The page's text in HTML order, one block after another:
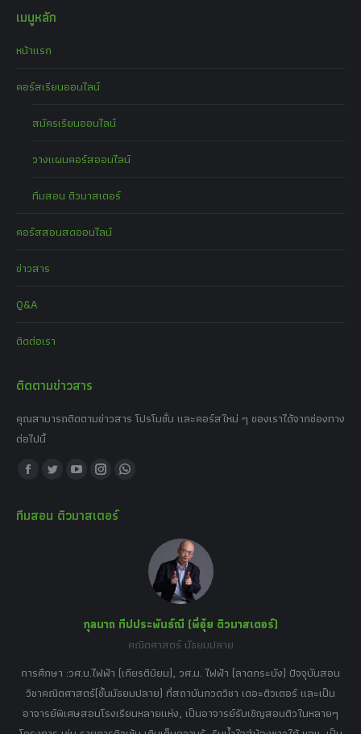
เมนูหลัก
หน้าแรก
คอร์สเรียนออนไลน์
สมัครเรียนออนไลน์
วางแผนคอร์สออนไลน์
ทีมสอน ติวมาสเตอร์
คอร์สสอนสดออนไลน์
ข่าวสาร
Q&A
ติดต่อเรา
ติดตามข่าวสาร
คุณสามารถติดตามข่าวสาร โปรโมชั่น และคอร์สใหม่ ๆ ของเราได้จากช่องทาง
ต่อไปนี้
Find us on:
Facebook
opens
Twitter
opens
YouTube
opens
Instagram
opens
Whatsapp
window
ทีมสอน ติวมาสเตอร์
กุลนาถ ทีปประพันธ์ณี (พี่อุ๋ย ติวมาสเตอร์)
คณิตศาสตร์ มัธยมปลาย
การศึกษา :วศ.บ.ไฟฟ้า (เกียรตินิยม), วศ.ม. ไฟฟ้า (ลาดกระบัง) ปัจจุบันสอน
วิชาคณิตศาสตร์(ชั้นมัธยมปลาย) ที่สถาบันกวดวิชา เดอะติวเตอร์ และเป็น
อาจารย์พิเศษสอนโรงเรียนหลายแห่ง, เป็นอาจารย์รับเชิญสอนติวในหลายๆ